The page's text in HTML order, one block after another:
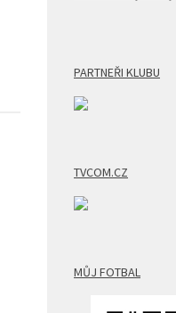
PARTNEŘI KLUBU
TVCOM.CZ
MŮJ FOTBAL